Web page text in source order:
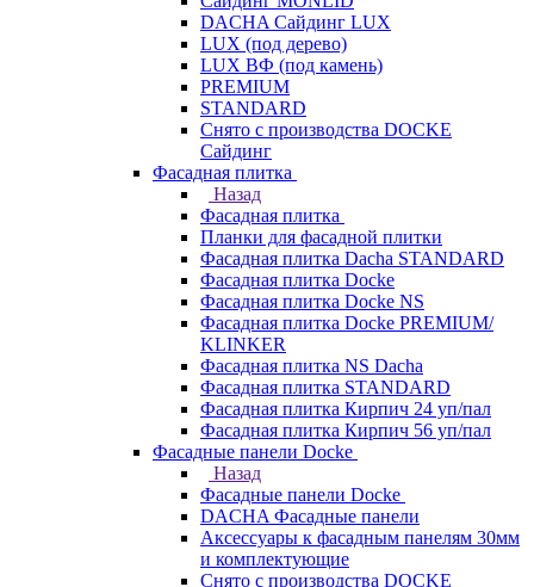
DACHA Сайдинг LUX
LUX (под дерево)
LUX ВФ (под камень)
PREMIUM
STANDARD
Снято с производства DOCKE
Сайдинг
Фасадная плитка
Назад
Фасадная плитка
Планки для фасадной плитки
Фасадная плитка Dacha STANDARD
Фасадная плитка Docke
Фасадная плитка Docke NS
Фасадная плитка Docke PREMIUM/
KLINKER
Фасадная плитка NS Dacha
Фасадная плитка STANDARD
Фасадная плитка Кирпич 24 уп/пал
Фасадная плитка Кирпич 56 уп/пал
Фасадные панели Docke
Назад
Фасадные панели Docke
DACHA Фасадные панели
Аксессуары к фасадным панелям 30мм
и комплектующие
Снято с производства DOCKE